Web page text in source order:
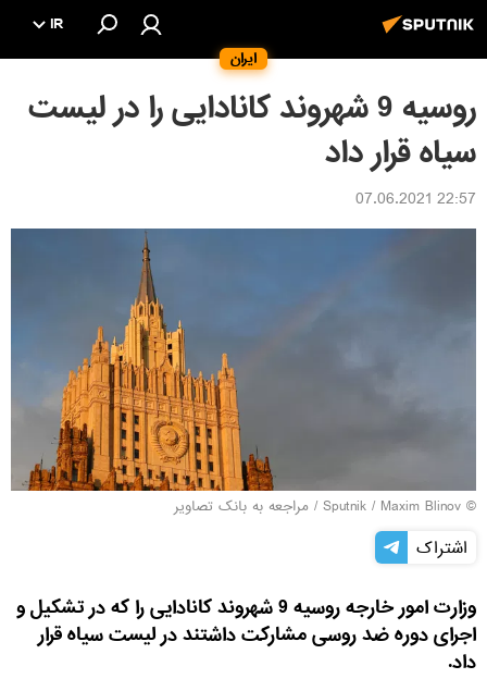
ایران
IR
روسیه 9 شهروند کانادایی را در لیست
سیاه قرار داد
22:57 07.06.2021
© Sputnik / Maxim Blinov
/ مراجعه به بانک تصاویر
اشتراک
وزارت امور خارجه روسیه 9 شهروند کانادایی را که در تشکیل و
اجرای دوره ضد روسی مشارکت داشتند در لیست سیاه قرار
داد.